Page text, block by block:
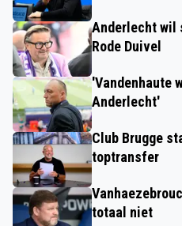
Anderlecht wil
Rode Duivel
'Vandenhaute
Anderlecht'
Club Brugge
toptransfer
totaal niet